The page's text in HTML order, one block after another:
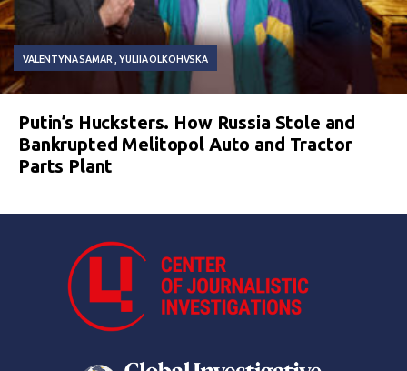
VALENTYNA SAMAR YULIIA OLKOHVSKA
Putin’s Hucksters. How Russia Stole and
Bankrupted Melitopol Auto and Tractor
Parts Plant